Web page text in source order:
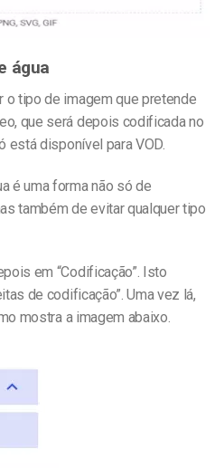
água
o tipo de imagem que pretende
que será depois codificada no
está disponível para VOD.
é uma forma não só de
também de evitar qualquer tipo
em “Codificação”. Isto
de codificação”. Uma vez lá,
mostra a imagem abaixo.